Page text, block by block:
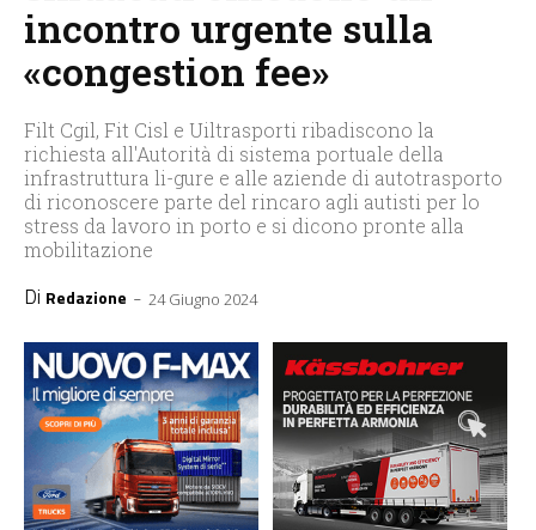
incontro urgente sulla
«congestion fee»
Filt Cgil, Fit Cisl e Uiltrasporti ribadiscono la
richiesta all'Autorità di sistema portuale della
infrastruttura li-gure e alle aziende di autotrasporto
di riconoscere parte del rincaro agli autisti per lo
stress da lavoro in porto e si dicono pronte alla
mobilitazione
Di Redazione - 24 Giugno 2024